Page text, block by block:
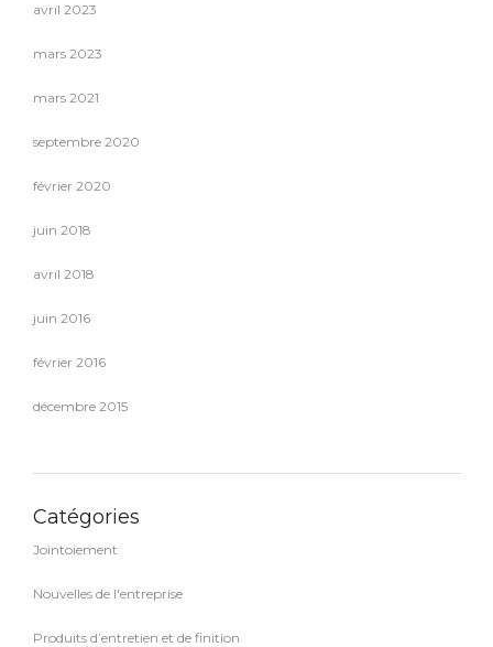
avril 2023
mars 2023
mars 2021
septembre 2020
février 2020
juin 2018
avril 2018
juin 2016
février 2016
décembre 2015
Catégories
Jointoiement
Nouvelles de l'entreprise
Produits d’entretien et de finition